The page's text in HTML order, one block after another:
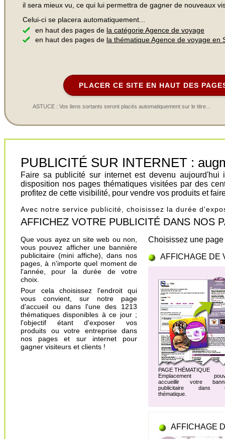
il sera mieux vu, ce qui lui permettra de gagner de nouveaux
Celui-ci se placera automatiquement...
en haut des pages de la catégorie Agence de voyage
en haut des pages de la thématique Agence de voyage en
PLACER CE SITE EN HAUT DES
ASTUCE : Vos liens sortants seront placés automatiquement sur le titre...
PUBLICITÉ SUR INTERNET :
Faire sa publicité sur internet est devenu
disposition nos pages thématiques visitées par des
profitez de cette visibilité, pour vendre vos produits et
Avec notre service publicité, choisissez la durée
AFFICHEZ VOTRE PUBLICITÉ DANS NOS
Que vous ayez un site web ou non,
vous pouvez afficher une bannière
publicitaire (mini affiche), dans nos
pages, à n'importe quel moment de
l'année, pour la durée de votre
choix.
Pour cela choisissez l'endroit qui
vous convient, sur notre page
d'accueil ou dans l'une des 1213
thématiques disponibles à ce jour ;
l'objectif étant d'exposer vos
produits ou votre entreprise dans
nos pages et sur internet pour
gagner visiteurs et clients !
Choisissez une
AFFICHAGE DE
PAGE THÉMATIQUE
Emplacement
accueillir votre
publicitaire dans
thématique.
AFFICHAGE